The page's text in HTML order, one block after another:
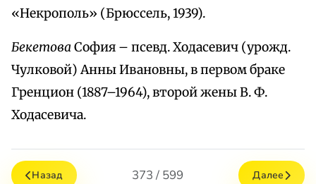
«Некрополь» (Брюссель, 1939).
БекетоваСофия – псевд. Ходасевич (урожд.
Чулковой) Анны Ивановны, в первом браке
Гренцион (1887–1964), второй жены В. Ф.
Ходасевича.
Назад 373 / 599 Далее